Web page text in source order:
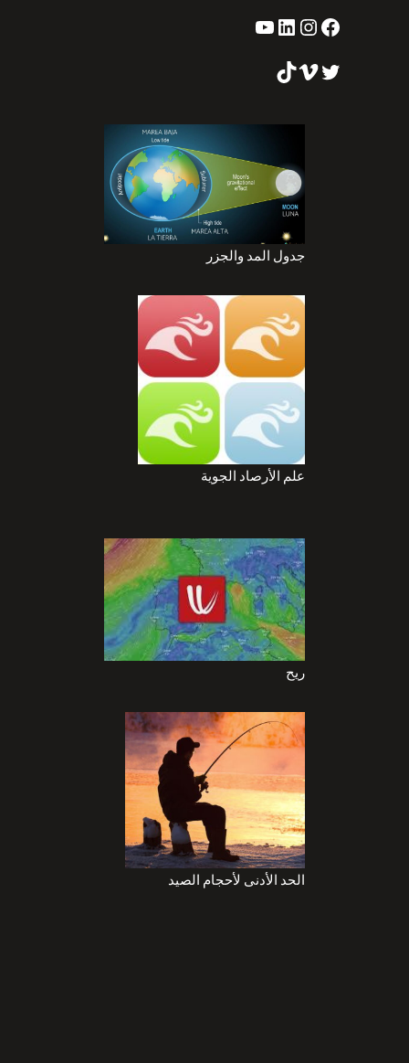
الفيس بوكإينستاجرام
لينكد إنيوتيوب
التغريد
فيميو
تيك توك
جدول المد والجزر
علم الأرصاد الجوية
ريح
الحد الأدنى لأحجام الصيد